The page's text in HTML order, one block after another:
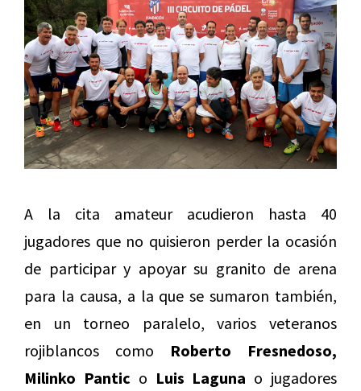
A la cita amateur acudieron hasta 40
jugadores que no quisieron perder la ocasión
de participar y apoyar su granito de arena
para la causa, a la que se sumaron también,
en un torneo paralelo, varios veteranos
rojiblancos como Roberto Fresnedoso,
Milinko Pantic o Luis Laguna o jugadores